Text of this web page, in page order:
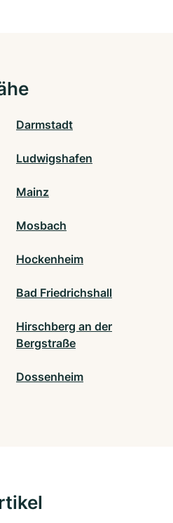
Darmstadt
Ludwigshafen
Mainz
Mosbach
Hockenheim
Bad Friedrichshall
Hirschberg an der
Bergstraße
Dossenheim